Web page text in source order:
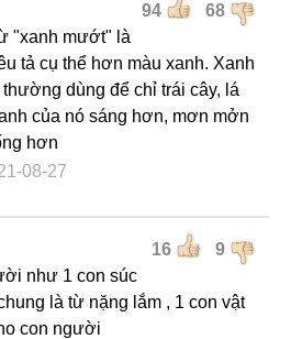
94 68
"xanh mướt" là
tả cụ thể hơn màu xanh. Xanh
dùng để chỉ trái cây, lá
của nó sáng hơn, mơn mởn
hơn
08-27
16 9
như 1 con súc
là từ nặng lắm , 1 con vật
con người